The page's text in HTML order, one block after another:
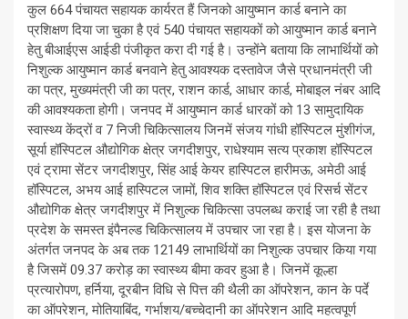
कुल 664 पंचायत सहायक कार्यरत हैं जिनको आयुष्मान कार्ड बनाने का
प्रशिक्षण दिया जा चुका है एवं 540 पंचायत सहायकों को आयुष्मान कार्ड बनाने
हेतु बीआईएस आईडी पंजीकृत करा दी गई है। उन्होंने बताया कि लाभार्थियों को
निशुल्क आयुष्मान कार्ड बनवाने हेतु आवश्यक दस्तावेज जैसे प्रधानमंत्री जी
का पत्र, मुख्यमंत्री जी का पत्र, राशन कार्ड, आधार कार्ड, मोबाइल नंबर आदि
की आवश्यकता होगी। जनपद में आयुष्मान कार्ड धारकों को 13 सामुदायिक
स्वास्थ्य केंद्रों व 7 निजी चिकित्सालय जिनमें संजय गांधी हॉस्पिटल मुंशीगंज,
सूर्या हॉस्पिटल औद्योगिक क्षेत्र जगदीशपुर, राधेश्याम सत्य प्रकाश हॉस्पिटल
एवं ट्रामा सेंटर जगदीशपुर, सिंह आई केयर हास्पिटल हारीमऊ, अमेठी आई
हॉस्पिटल, अभय आई हास्पिटल जामों, शिव शक्ति हॉस्पिटल एवं रिसर्च सेंटर
औद्योगिक क्षेत्र जगदीशपुर में निशुल्क चिकित्सा उपलब्ध कराई जा रही है तथा
प्रदेश के समस्त इंपैनल्ड चिकित्सालय में उपचार जा रहा है। इस योजना के
अंतर्गत जनपद के अब तक 12149 लाभार्थियों का निशुल्क उपचार किया गया
है जिसमें 09.37 करोड़ का स्वास्थ्य बीमा कवर हुआ है। जिनमें कूल्हा
प्रत्यारोपण, हर्निया, दूरबीन विधि से पित्त की थैली का ऑपरेशन, कान के पर्दे
का ऑपरेशन, मोतियाबिंद, गर्भाशय/बच्चेदानी का ऑपरेशन आदि महत्वपूर्ण